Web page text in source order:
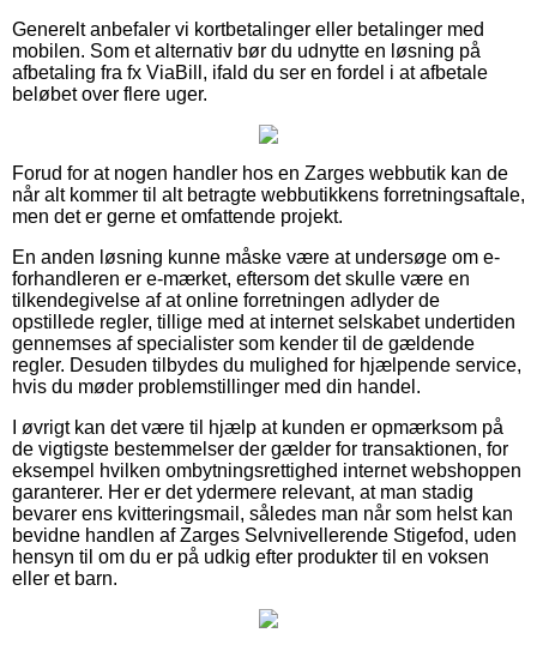
Generelt anbefaler vi kortbetalinger eller betalinger med
mobilen. Som et alternativ bør du udnytte en løsning på
afbetaling fra fx ViaBill, ifald du ser en fordel i at afbetale
beløbet over flere uger.
Forud for at nogen handler hos en Zarges webbutik kan de
når alt kommer til alt betragte webbutikkens forretningsaftale,
men det er gerne et omfattende projekt.
En anden løsning kunne måske være at undersøge om e-
forhandleren er e-mærket, eftersom det skulle være en
tilkendegivelse af at online forretningen adlyder de
opstillede regler, tillige med at internet selskabet undertiden
gennemses af specialister som kender til de gældende
regler. Desuden tilbydes du mulighed for hjælpende service,
hvis du møder problemstillinger med din handel.
I øvrigt kan det være til hjælp at kunden er opmærksom på
de vigtigste bestemmelser der gælder for transaktionen, for
eksempel hvilken ombytningsrettighed internet webshoppen
garanterer. Her er det ydermere relevant, at man stadig
bevarer ens kvitteringsmail, således man når som helst kan
bevidne handlen af Zarges Selvnivellerende Stigefod, uden
hensyn til om du er på udkig efter produkter til en voksen
eller et barn.